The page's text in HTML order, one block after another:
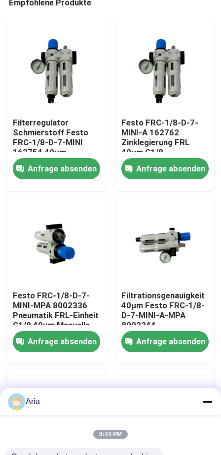
Zu Hause
Videos
Über uns
Werksbesichtigung
Qualitätskontrolle
Neuigkeiten
Bitte um ein Angebot
Empfohlene Produkte
Filterregulator
Schmierstoff Festo
FRC-1/8-D-7-MINI
162754 40μm
Manueller Abfluss
G1/8 0,5-7bar
800L/min Mit
Anfrage absenden
Festo FRC-1/8-D-7-
MINI-A 162762
Zinklegierung FRL
40µm G1/8
Vollautomatische
Entwässerung 0,5-
7bar Mit Manometer
Anfrage absenden
Festo FRC-1/8-D-7-
MINI-MPA 8002336
Pneumatik FRL-Einheit
G1/8 40μm Manuelle
Entwässerung 0,5-
7bar Zinklegierung mit
MPA-Manometer
Anfrage absenden
Filtrationsgenauigkeit
40μm Festo FRC-1/8-
D-7-MINI-A-MPA
8002344
Serviceeinheit
Vollautomatischer
Ablass G1/8 0,5-7bar
Anfrage absenden
Aria
8:44 PM